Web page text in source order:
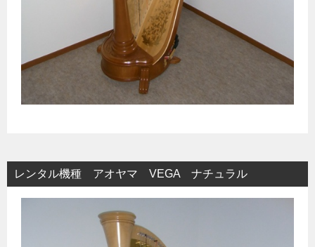
レンタル機種 アオヤマ VEGA ナチュラル